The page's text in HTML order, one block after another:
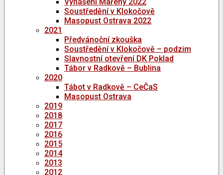
Soustředění v Klokočově
Masopust Ostrava 2022
2021
Předvánoční zkouška
Soustředění v Klokočově – podzim
Slavnostní otevření DK Poklad
Tábor v Radkově – Bublina
2020
Tábot v Radkově – CeČaS
Masopust Ostrava
2019
2018
2017
2016
2015
2014
2013
2012